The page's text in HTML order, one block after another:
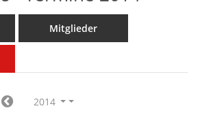
Mitglieder
2014